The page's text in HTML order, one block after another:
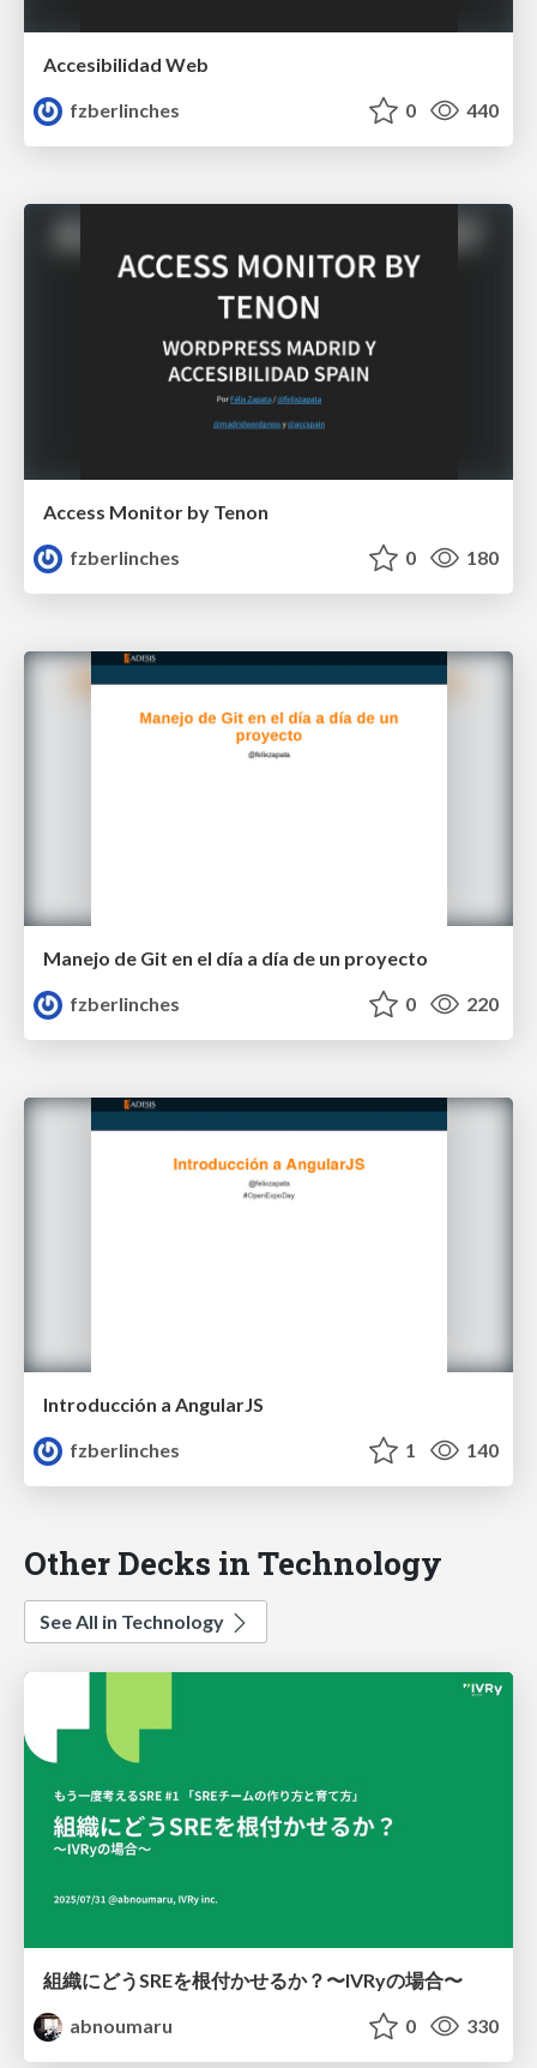
Accesibilidad Web
fzberlinches
0 440
Access Monitor by Tenon
fzberlinches
0 180
Manejo de Git en el día a día de un proyecto
fzberlinches
0 220
Introducción a AngularJS
fzberlinches
1 140
Other Decks in Technology
See All in Technology
組織にどうSREを根付かせるか？〜IVRyの場合〜
abnoumaru
0 330